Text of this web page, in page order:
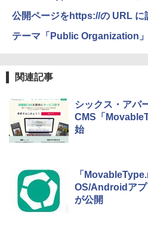
公開ページをhttps://の URL に
テーマ「Public Organization
関連記事
シックス・アパ
CMS「
始
「
OS/Androidアプ
が公開